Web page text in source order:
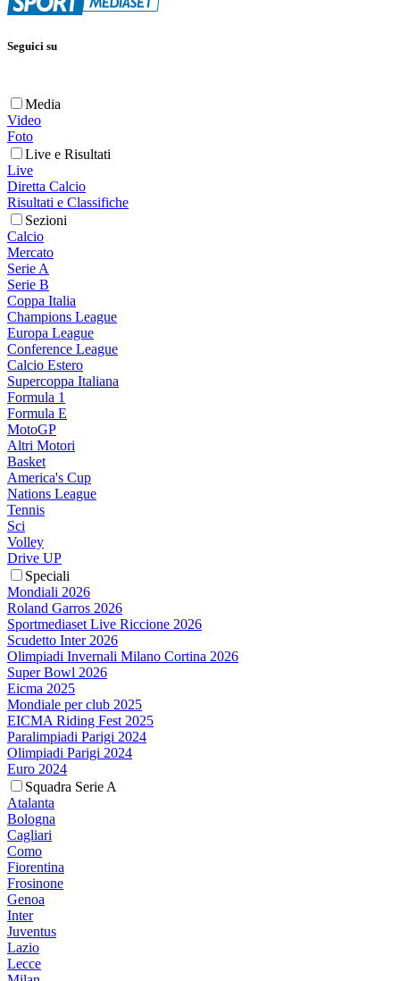
Seguici su
Media
Video
Foto
Live e Risultati
Live
Diretta Calcio
Risultati e Classifiche
Sezioni
Calcio
Mercato
Serie A
Serie B
Coppa Italia
Champions League
Europa League
Conference League
Calcio Estero
Supercoppa Italiana
Formula 1
Formula E
MotoGP
Altri Motori
Basket
America's Cup
Nations League
Tennis
Sci
Volley
Drive UP
Speciali
Mondiali 2026
Roland Garros 2026
Sportmediaset Live Riccione 2026
Scudetto Inter 2026
Olimpiadi Invernali Milano Cortina 2026
Super Bowl 2026
Eicma 2025
Mondiale per club 2025
EICMA Riding Fest 2025
Paralimpiadi Parigi 2024
Olimpiadi Parigi 2024
Euro 2024
Squadra Serie A
Atalanta
Bologna
Cagliari
Como
Fiorentina
Frosinone
Genoa
Inter
Juventus
Lazio
Lecce